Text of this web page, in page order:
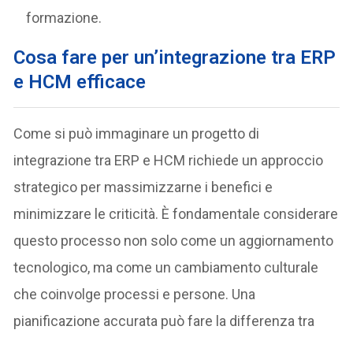
formazione.
Cosa fare per un’integrazione tra ERP
e HCM efficace
Come si può immaginare un progetto di
integrazione tra ERP e HCM richiede un approccio
strategico per massimizzarne i benefici e
minimizzare le criticità. È fondamentale considerare
questo processo non solo come un aggiornamento
tecnologico, ma come un cambiamento culturale
che coinvolge processi e persone. Una
pianificazione accurata può fare la differenza tra